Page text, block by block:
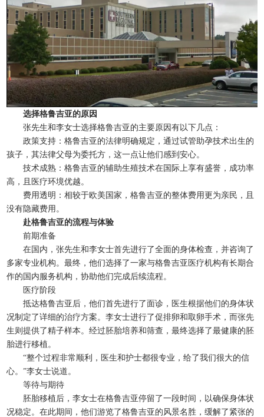
选择格鲁吉亚的原因
张先生和李女士选择格鲁吉亚的主要原因有以下几点：
政策支持：格鲁吉亚的法律明确规定，通过试管助孕技术出生的
孩子，其法律父母为委托方，这一点让他们感到安心。
技术成熟：格鲁吉亚的辅助生殖技术在国际上享有盛誉，成功率
高，且医疗环境优越。
费用透明：相较于欧美国家，格鲁吉亚的整体费用更为亲民，且
没有隐藏费用。
赴格鲁吉亚的流程与体验
前期准备
在国内，张先生和李女士首先进行了全面的身体检查，并咨询了
多家专业机构。最终，他们选择了一家与格鲁吉亚医疗机构有长期合
作的国内服务机构，协助他们完成后续流程。
医疗阶段
抵达格鲁吉亚后，他们首先进行了面诊，医生根据他们的身体状
况制定了详细的治疗方案。李女士进行了促排卵和取卵手术，而张先
生则提供了精子样本。经过胚胎培养和筛查，最终选择了最健康的胚
胎进行移植。
“整个过程非常顺利，医生和护士都很专业，给了我们很大的信
心。”李女士说道。
等待与期待
胚胎移植后，李女士在格鲁吉亚停留了一段时间，以确保身体状
况稳定。在此期间，他们游览了格鲁吉亚的风景名胜，缓解了紧张的